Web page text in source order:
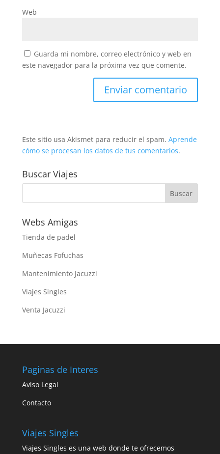
Web
Guarda mi nombre, correo electrónico y web en
este navegador para la próxima vez que comente.
Este sitio usa Akismet para reducir el spam. Aprende
cómo se procesan los datos de tus comentarios.
Buscar Viajes
Webs Amigas
Tienda de padel
Muñecas Fofuchas
Mantenimiento Jacuzzi
Viajes Singles
Venta Jacuzzi
Paginas de Interes
Aviso Legal
Contacto
Viajes Singles
Viajes Singles es una web donde te ofrecemos